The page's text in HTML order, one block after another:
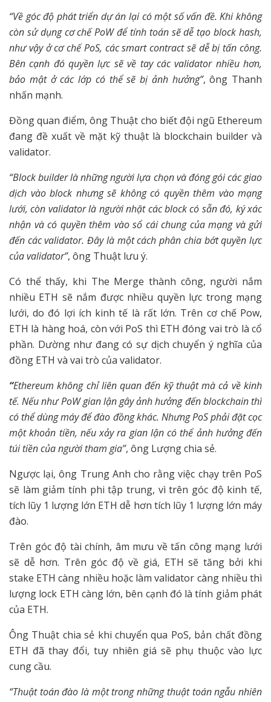
“Về góc độ phát triển dự án lại có một số vấn đề. Khi không
còn sử dụng cơ chế PoW để tính toán sẽ dễ tạo block hash,
như vậy ở cơ chế PoS, các smart contract sẽ dễ bị tấn công.
Bên cạnh đó quyền lực sẽ về tay các validator nhiều hơn,
bảo mật ở các lớp có thể sẽ bị ảnh hưởng”, ông Thanh
nhấn mạnh.
Đồng quan điểm, ông Thuật cho biết đội ngũ Ethereum
đang đề xuất về mặt kỹ thuật là blockchain builder và
validator.
“Block builder là những người lựa chọn và đóng gói các giao
dịch vào block nhưng sẽ không có quyền thêm vào mạng
lưới, còn validator là người nhặt các block có sẵn đó, ký xác
nhận và có quyền thêm vào sổ cái chung của mạng và gửi
đến các validator. Đây là một cách phân chia bớt quyền lực
của validator”, ông Thuật lưu ý.
Có thể thấy, khi The Merge thành công, người nắm
nhiều ETH sẽ nắm được nhiều quyền lực trong mạng
lưới, do đó lợi ích kinh tế là rất lớn. Trên cơ chế Pow,
ETH là hàng hoá, còn với PoS thì ETH đóng vai trò là cổ
phần. Dường như đang có sự dịch chuyển ý nghĩa của
đồng ETH và vai trò của validator.
“Ethereum không chỉ liên quan đến kỹ thuật mà cả về kinh
tế. Nếu như PoW gian lận gây ảnh hưởng đến blockchain thì
có thể dùng máy để đào đồng khác. Nhưng PoS phải đặt cọc
một khoản tiền, nếu xảy ra gian lận có thể ảnh hưởng đến
túi tiền của người tham gia”, ông Lượng chia sẻ.
Ngược lại, ông Trung Anh cho rằng việc chạy trên PoS
sẽ làm giảm tính phi tập trung, vì trên góc độ kinh tế,
tích lũy 1 lượng lớn ETH dễ hơn tích lũy 1 lượng lớn máy
đào.
Trên góc độ tài chính, âm mưu về tấn công mạng lưới
sẽ dễ hơn. Trên góc độ về giá, ETH sẽ tăng bởi khi
stake ETH càng nhiều hoặc làm validator càng nhiều thì
lượng lock ETH càng lớn, bên cạnh đó là tính giảm phát
của ETH.
Ông Thuật chia sẻ khi chuyển qua PoS, bản chất đồng
ETH đã thay đổi, tuy nhiên giá sẽ phụ thuộc vào lực
cung cầu.
“Thuật toán đào là một trong những thuật toán ngẫu nhiên